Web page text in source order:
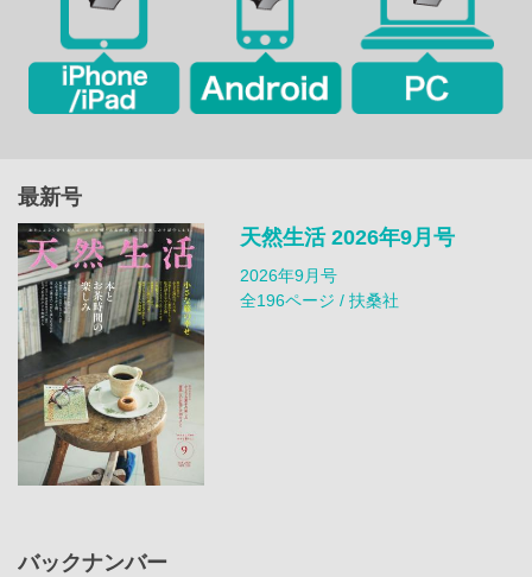
最新号
天然生活 2026年9月号
2026年9月号
全196ページ / 扶桑社
バックナンバー